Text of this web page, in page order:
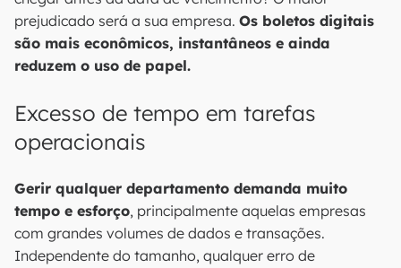
prejudicado será a sua empresa. Os boletos digitais
são mais econômicos, instantâneos e ainda
reduzem o uso de papel.
Excesso de tempo em tarefas
operacionais
Gerir qualquer departamento demanda muito
tempo e esforço, principalmente aquelas empresas
com grandes volumes de dados e transações.
Independente do tamanho, qualquer erro de